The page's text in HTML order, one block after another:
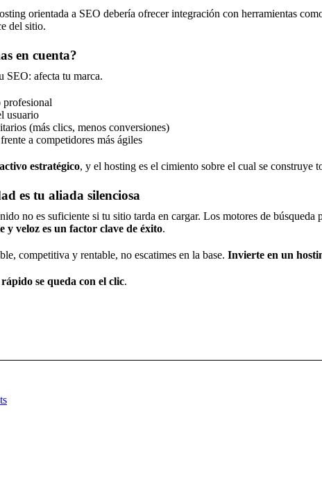
orientada a SEO debería ofrecer integración con herramientas
del sitio.
en cuenta?
SEO: afecta tu marca.
profesional
usuario
(más clics, menos conversiones)
a competidores más ágiles
estratégico, y el hosting es el cimiento sobre el cual se construye
es tu aliada silenciosa
no es suficiente si tu sitio tarda en cargar. Los motores de
y veloz es un factor clave de éxito.
competitiva y rentable, no escatimes en la base. Invierte en un
rápido se queda con el clic.